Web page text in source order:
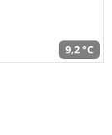
9,2 °C